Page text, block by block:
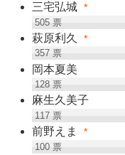
三宅弘城 *
505票
萩原利久 *
357票
岡本夏美
128票
麻生久美子
117票
前野えま *
100票